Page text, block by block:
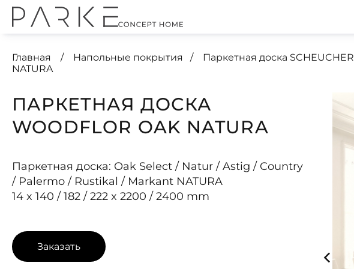
Главная Напольные покрытия Паркетная доска SCHEUCHER
NATURA
ПАРКЕТНАЯ ДОСКА
WOODFLOR OAK NATURA
Паркетная доска: Oak Select / Natur / Astig / Country
/ Palermo / Rustikal / Markant NATURA
14 x 140 / 182 / 222 x 2200 / 2400 mm
Заказать